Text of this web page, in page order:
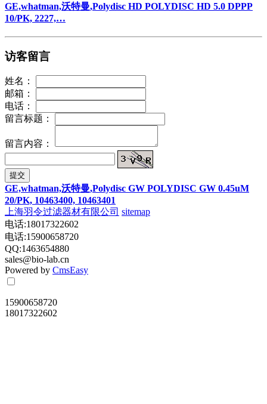
GE,whatman,沃特曼,Polydisc HD POLYDISC HD 5.0 DPPP
10/PK, 2227,…
访客留言
姓名：
邮箱：
电话：
留言标题：
留言内容：
提交
GE,whatman,沃特曼,Polydisc GW POLYDISC GW 0.45uM
20/PK, 10463400, 10463401
上海羽令过滤器材有限公司 sitemap
电话:18017322602
电话:15900658720
QQ:1463654880
sales@bio-lab.cn
Powered by CmsEasy
15900658720
18017322602